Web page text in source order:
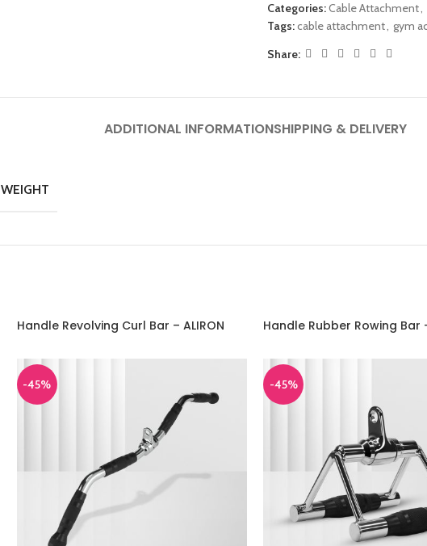
Categories:Cable Attachment,
Tags:cable attachment, gym
Share:
ADDITIONAL INFORMATIONSHIPPING & DELIVERY
WEIGHT
-45%
Handle Revolving Curl Bar – ALIRON
-45%
Handle Rubber Rowing Bar